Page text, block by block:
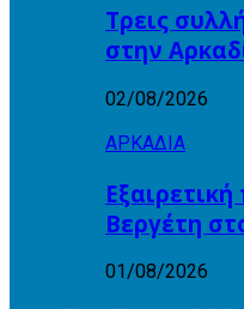
Τρεις
στην
02/08/2026
ΑΡΚΑΔΙΑ
Βεργέτη
01/08/2026